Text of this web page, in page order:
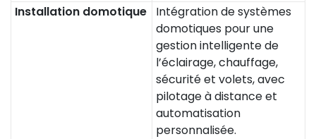
Installation domotique
Intégration de systèmes
domotiques pour une
gestion intelligente de
l’éclairage, chauffage,
sécurité et volets, avec
pilotage à distance et
automatisation
personnalisée.